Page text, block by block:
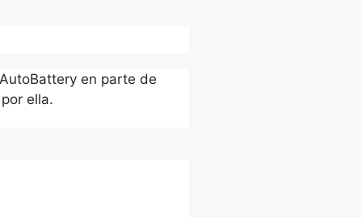
en parte de
ella.